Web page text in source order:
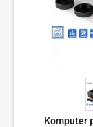
Komputer